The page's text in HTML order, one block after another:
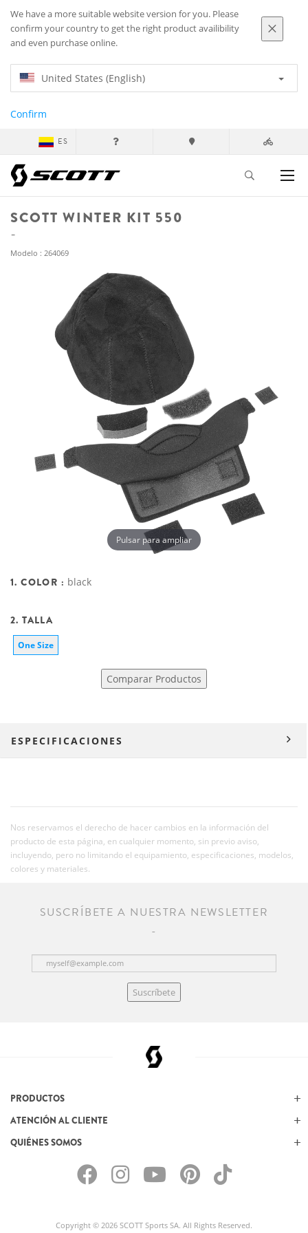
We have a more suitable website version for you. Please
confirm your country to get the right product availibility
and even purchase online.
United States (English)
Confirm
ES
SCOTT WINTER KIT 550
Modelo : 264069
Pulsar para ampliar
1. COLOR : black
2. TALLA
One Size
Comparar Productos
ESPECIFICACIONES
Nos reservamos el derecho de hacer cambios en la información del
producto de esta página, en cualquier momento, sin previo aviso,
incluyendo, pero no limitando el equipamiento, especificaciones, modelos,
colores y materiales.
SUSCRÍBETE A NUESTRA NEWSLETTER
Suscríbete
PRODUCTOS
ATENCIÓN AL CLIENTE
QUIÉNES SOMOS
Copyright © 2026 SCOTT Sports SA. All Rights Reserved.